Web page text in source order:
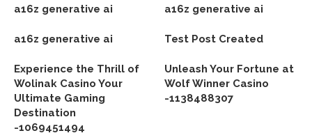
a16z generative ai a16z generative ai
a16z generative ai Test Post Created
Experience the Thrill of
Wolinak Casino Your
Ultimate Gaming
Destination
-1069451494
Unleash Your Fortune at
Wolf Winner Casino
-1138488307